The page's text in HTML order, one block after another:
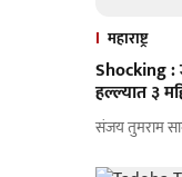
महाराष्ट्र
Shocking :
हल्ल्यात ३
संजय तुमराम